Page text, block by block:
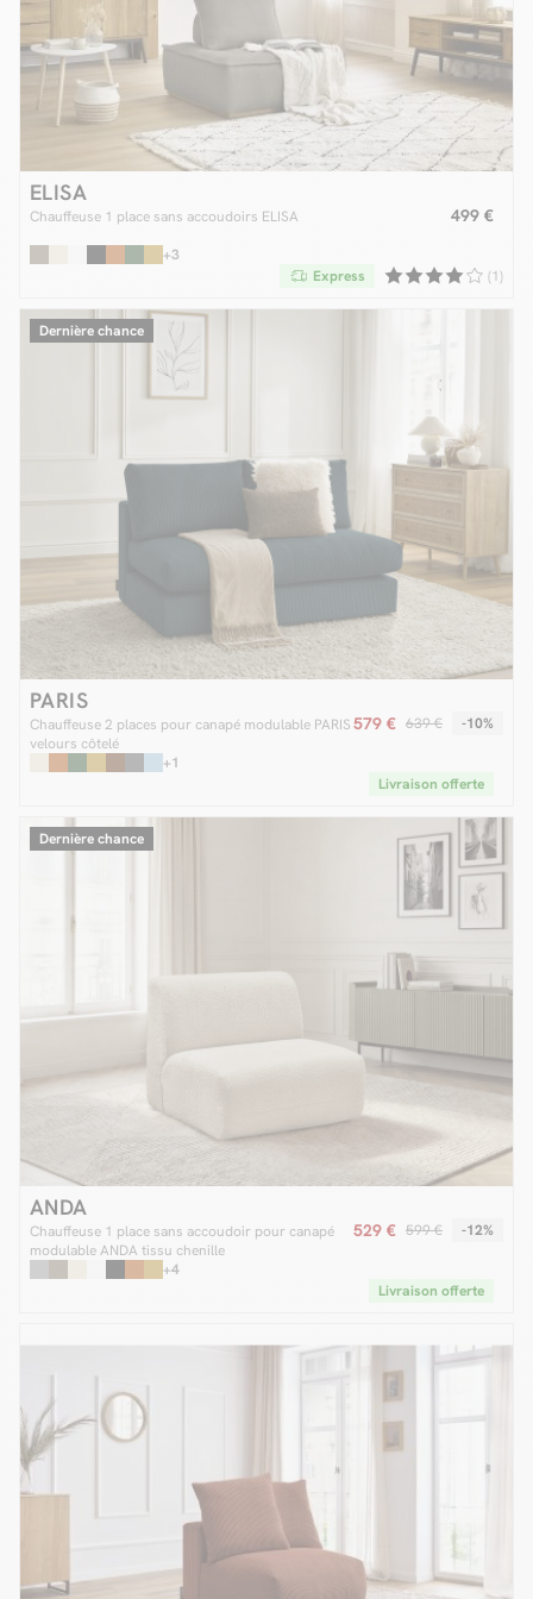
ELISA
Chauffeuse 1 place sans accoudoirs ELISA 499 €
+3
(1)
Express
Dernière chance
PARIS
Chauffeuse 2 places pour canapé modulable PARIS
velours côtelé
579 € 639 € -10%
+1
Livraison offerte
Dernière chance
ANDA
Chauffeuse 1 place sans accoudoir pour canapé
modulable ANDA tissu chenille
529 € 599 € -12%
+4
Livraison offerte